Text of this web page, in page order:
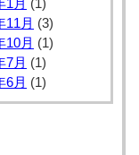
1月 (1)
11月 (3)
10月 (1)
7月 (1)
6月 (1)